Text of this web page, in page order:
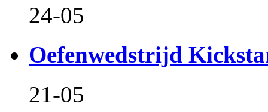
24-05
Oefenwedstrijd
21-05